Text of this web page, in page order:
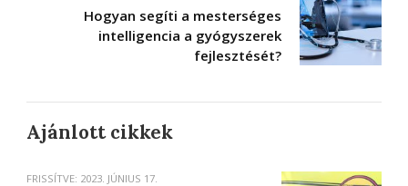
Hogyan segíti a mesterséges
intelligencia a gyógyszerek
fejlesztését?
Ajánlott cikkek
FRISSÍTVE: 2023. JÚNIUS 17.